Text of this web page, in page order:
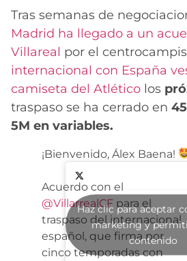
Tras semanas de
Madrid ha llegado a un
Villareal por el
internacional con España
camiseta del Atlético los
traspaso se ha cerrado en
5M en variables.
¡Bienvenido, Álex Baena!
Acuerdo con el
@VillarrealCFpara el
traspaso del internacional
español, que firma por
cinco temporadas con
Haz clic para aceptar
marketing y
contenido